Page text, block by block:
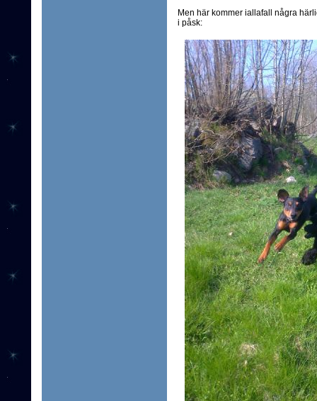
Men här kommer iallafall några
i påsk: